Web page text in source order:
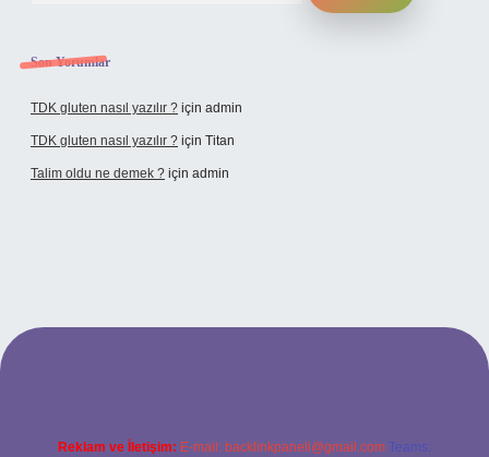
Son Yorumlar
TDK gluten nasıl yazılır ? için admin
TDK gluten nasıl yazılır ? için Titan
Talim oldu ne demek ? için admin
giriş
Reklam ve İletişim: E-mail: backlinkpaneli@gmail.com Teams: